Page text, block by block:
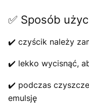
✅ Sposób
✔️ czyścik należy
✔️ lekko wycisnąć,
✔️ podczas
emulsję